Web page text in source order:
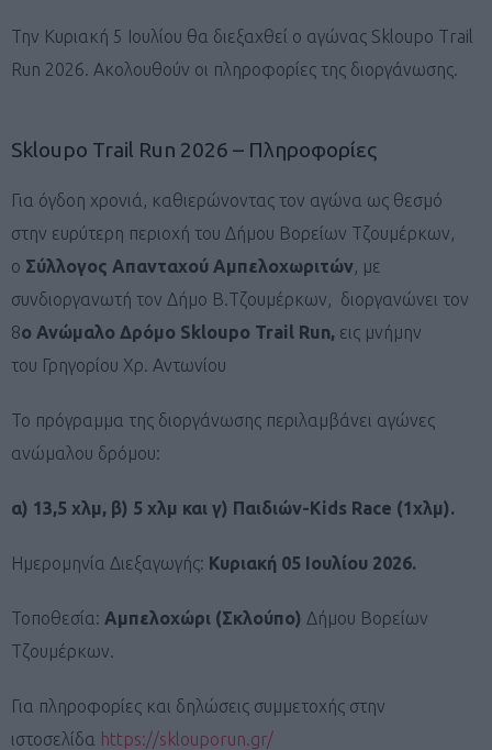
Την Κυριακή 5 Ιουλίου θα διεξαχθεί ο αγώνας Skloupo Trail
Run 2026. Ακολουθούν οι πληροφορίες της διοργάνωσης.
Skloupo Trail Run 2026 – Πληροφορίες
Για όγδοη χρονιά, καθιερώνοντας τον αγώνα ως θεσμό
στην ευρύτερη περιοχή του Δήμου Βορείων Τζουμέρκων,
ο Σύλλογος Απανταχού Αμπελοχωριτών, με
συνδιοργανωτή τον Δήμο Β.Τζουμέρκων, διοργανώνει τον
8o Ανώμαλο Δρόμο Skloupo Trail Run, εις μνήμην
του Γρηγορίου Χρ. Αντωνίου
Το πρόγραμμα της διοργάνωσης περιλαμβάνει αγώνες
ανώμαλου δρόμου:
α) 13,5 χλμ, β) 5 χλμ και γ) Παιδιών-Kids Race (1χλμ).
Ημερομηνία Διεξαγωγής: Κυριακή 05 Ιουλίου 2026.
Τοποθεσία: Αμπελοχώρι (Σκλούπο) Δήμου Βορείων
Τζουμέρκων.
Για πληροφορίες και δηλώσεις συμμετοχής στην
ιστοσελίδα https://sklouporun.gr/